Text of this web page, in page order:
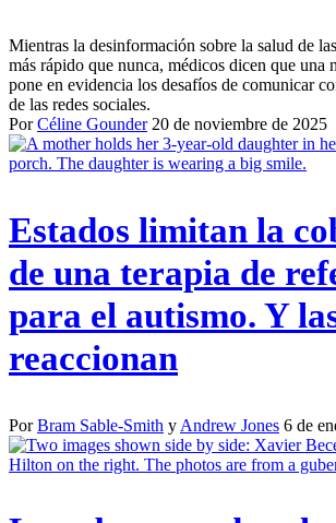
Mientras la desinformación sobre la salud de
más rápido que nunca, médicos dicen que una
pone en evidencia los desafíos de comunicar
de las redes sociales.
PorCéline Gounder 20 de noviembre de 2025
Estados limitan la
de una terapia de
para el autismo. Y
reaccionan
PorBram Sable-Smith y Andrew Jones 6 de